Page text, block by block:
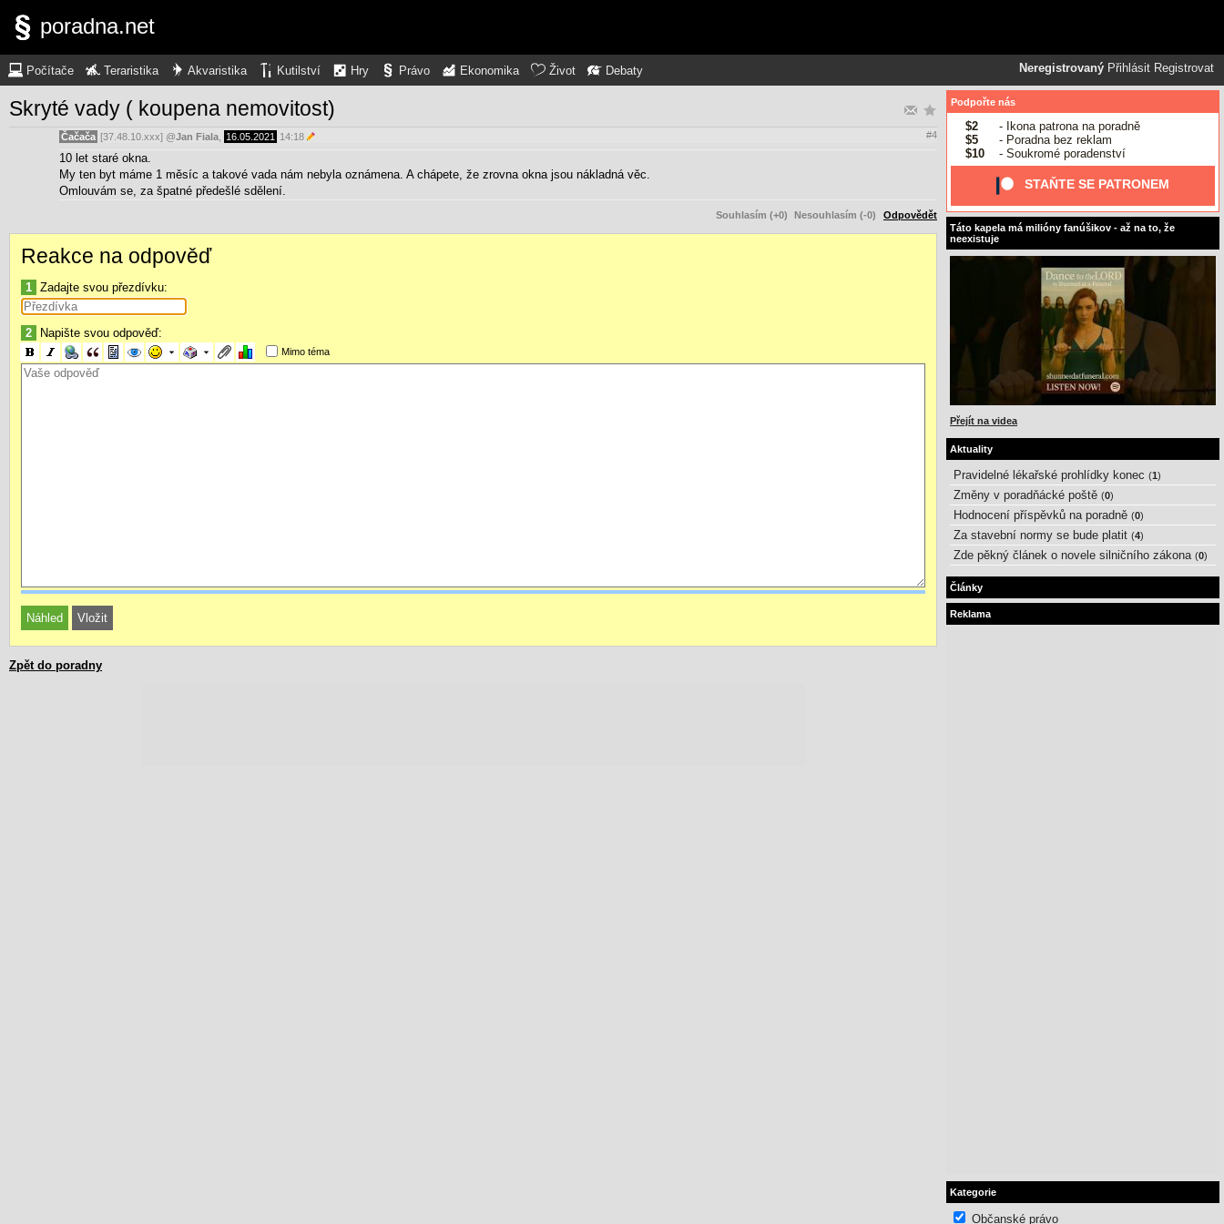
poradna.net
Neregistrovaný Přihlásit Registrovat
Počítače Teraristika Akvaristika Kutilství Hry Právo Ekonomika Život Debaty
Skryté vady ( koupena nemovitost)
Čačača [37.48.10.xxx] @Jan Fiala 16.05.2021 14:18 #4
10 let staré okna.
My ten byt máme 1 měsíc a takové vada nám nebyla oznámena. A chápete, že zrovna okna jsou nákladná věc.
Omlouvám se, za špatné předešlé sdělení.
Souhlasím (+0) Nesouhlasím (-0) Odpovědět
Reakce na odpověď
1 Zadajte svou přezdívku:
2 Napište svou odpověď:
Mimo téma
Zpět do poradny
Podpořte nás
$2
- Ikona patrona na poradně
$5
- Poradna bez reklam
$10
- Soukromé poradenství
STAŇTE SE PATRONEM
Táto kapela má milióny fanúšikov - až na to, že
neexistuje
Přejít na videa
Aktuality
Pravidelné lékařské prohlídky konec (1 )
Změny v poradňácké poště (0)
Hodnocení příspěvků na poradně (0)
Za stavební normy se bude platit (4)
Zde pěkný článek o novele silničního zákona (0)
Články
Reklama
Kategorie
Občanské právo